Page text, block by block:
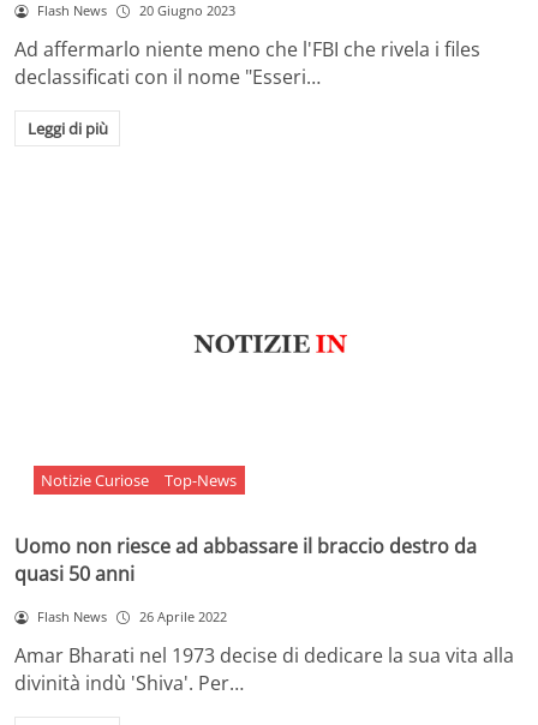
Flash News 20 Giugno 2023
Ad affermarlo niente meno che l'FBI che rivela i files
declassificati con il nome "Esseri…
Leggi di più
Notizie Curiose Top-News
Uomo non riesce ad abbassare il braccio destro da
quasi 50 anni
Flash News 26 Aprile 2022
Amar Bharati nel 1973 decise di dedicare la sua vita alla
divinità indù 'Shiva'. Per…